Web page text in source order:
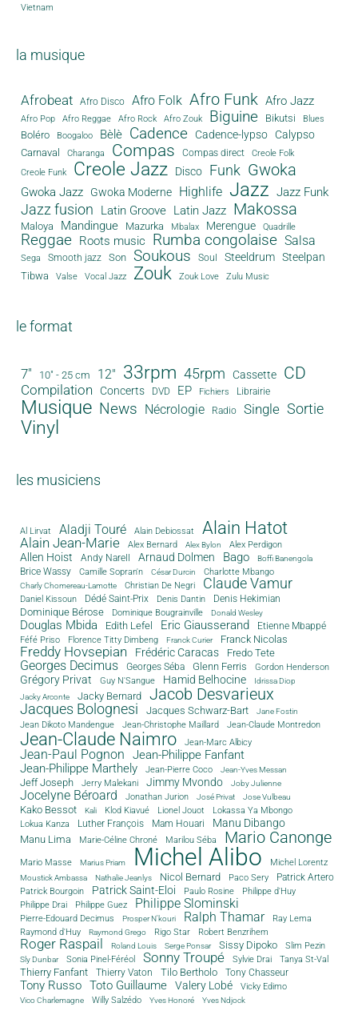
Vietnam
la musique
Afrobeat Afro Disco Afro Folk Afro Funk Afro Jazz
Afro Pop Afro Reggae Afro Rock Afro Zouk Biguine Bikutsi Blues
Boléro Boogaloo Bèlè Cadence Cadence-lypso Calypso
Carnaval Charanga Compas Compas direct
Creole Folk
Creole Funk
Creole Jazz Disco Funk Gwoka
Gwoka Jazz Gwoka Moderne Highlife Jazz Jazz Funk
Jazz fusion Latin Groove Latin Jazz Makossa
Maloya Mandingue Mazurka Mbalax Merengue Quadrille
Reggae Roots music Rumba congolaise Salsa
Sega Smooth jazz Son Soukous Soul Steeldrum Steelpan
Tibwa Valse Vocal Jazz Zouk Zouk Love Zulu Music
le format
7" 10" - 25 cm 12" 33rpm 45rpm Cassette CD
Compilation Concerts DVD EP Fichiers Librairie
Musique News Nécrologie Radio Single Sortie
Vinyl
les musiciens
Al Lirvat Aladji Touré Alain Debiossat Alain Hatot
Alain Jean-Marie Alex Bernard Alex Bylon Alex Perdigon
Allen Hoist Andy Narell Arnaud Dolmen Bago Boffi Banengola
Brice Wassy Camille Sopran'n César Durcin Charlotte Mbango
Charly Chomereau-Lamotte Christian De Negri Claude Vamur
Daniel Kissoun Dédé Saint-Prix Denis Dantin Denis Hekimian
Dominique Bérose Dominique Bougrainville Donald Wesley
Douglas Mbida Edith Lefel Eric Giausserand Etienne Mbappé
Féfé Priso Florence Titty Dimbeng Franck Curier Franck Nicolas
Freddy Hovsepian Frédéric Caracas Fredo Tete
Georges Decimus Georges Séba Glenn Ferris Gordon Henderson
Grégory Privat Guy N'Sangue Hamid Belhocine
Idrissa Diop
Jacky Arconte
Jacky Bernard Jacob Desvarieux
Jacques Bolognesi Jacques Schwarz-Bart Jane Fostin
Jean Dikoto Mandengue Jean-Christophe Maillard Jean-Claude Montredon
Jean-Claude Naimro Jean-Marc Albicy
Jean-Paul Pognon
Jean-Philippe Fanfant
Jean-Philippe Marthely
Jean-Pierre Coco Jean-Yves Messan
Jeff Joseph Jerry Malekani Jimmy Mvondo Joby Julienne
Jocelyne Béroard Jonathan Jurion José Privat Jose Vulbeau
Kako Bessot Kali Klod Kiavué Lionel Jouot
Lokassa Ya Mbongo
Lokua Kanza
Luther François Mam Houari Manu Dibango
Manu Lima Marie-Céline Chroné Marilou Séba Mario Canonge
Mario Masse Marius Priam Michel Alibo Michel Lorentz
Moustick Ambassa Nathalie Jeanlys Nicol Bernard Paco Sery
Patrick Artero
Patrick Bourgoin
Patrick Saint-Eloi Paulo Rosine
Philippe d'Huy
Philippe Drai
Philippe Guez Philippe Slominski
Pierre-Edouard Decimus Prosper N'kouri Ralph Thamar
Ray Lema
Raymond d'Huy
Raymond Grego Rigo Star Robert Benzrihem
Roger Raspail Roland Louis Serge Ponsar Sissy Dipoko Slim Pezin
Sly Dunbar Sonia Pinel-Féréol Sonny Troupé Sylvie Drai Tanya St-Val
Thierry Fanfant Thierry Vaton Tilo Bertholo Tony Chasseur
Tony Russo Toto Guillaume Valery Lobé Vicky Edimo
Vico Charlemagne Willy Salzédo Yves Honoré Yves Ndjock